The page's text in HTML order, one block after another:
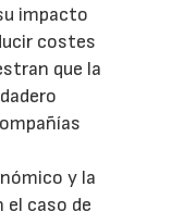
impacto
costes
que la
y la
el caso de